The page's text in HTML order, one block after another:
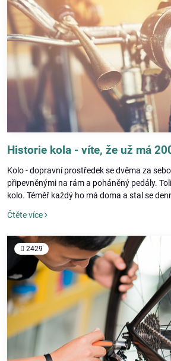
Historie kola - víte, že už má
Kolo - dopravní prostředek se dvěma za
připevněnými na rám a poháněný pedály.
kolo. Téměř každý ho má doma a stal se
se někdy nad tím, kdo ho vlastně vynalezl a
Čtěte více
2429